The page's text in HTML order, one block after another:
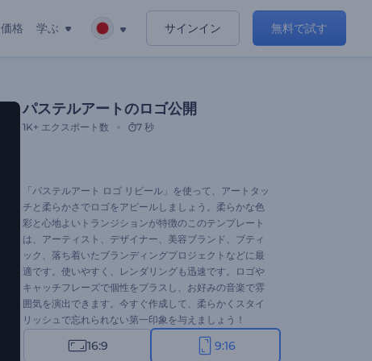
価格 学ぶ サインイン 無料で試す
パステルアートのロゴ公開
1K+ エクスポート数 7 秒
「パステルアート ロゴ リビール」を使って、アートタッ
チと柔らかさでロゴをアピールしましょう。柔らかな色
彩と心地よいトランジションが特徴のこのテンプレート
は、アーティスト、デザイナー、美容ブランド、ブティ
ック、落ち着いたブランディングプロジェクトなどに最
適です。使いやすく、レンダリングも迅速です。ロゴや
キャッチフレーズで個性をプラスし、お好みの音楽で雰
囲気を演出できます。今すぐ作成して、柔らかくスタイ
リッシュで忘れられない第一印象を与えましょう！
16:9 9:16